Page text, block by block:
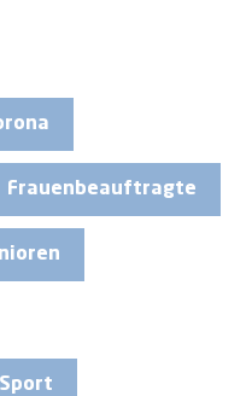
Frauenbeauftragte